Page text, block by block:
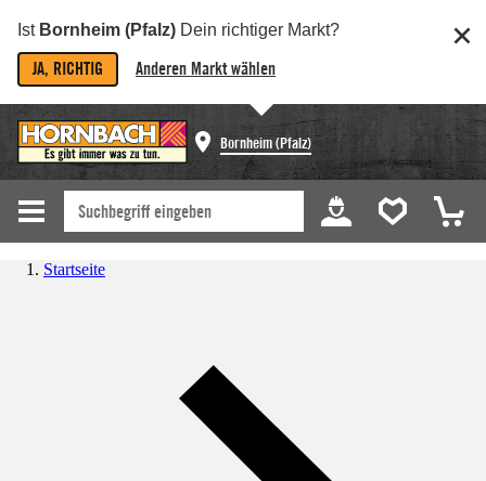
Ist Bornheim (Pfalz) Dein richtiger Markt?
JA, RICHTIG Anderen Markt wählen
Bornheim (Pfalz)
Startseite